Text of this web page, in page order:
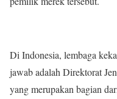
Di Indonesia, lembaga
jawab adalah Direktorat
yang merupakan bagian